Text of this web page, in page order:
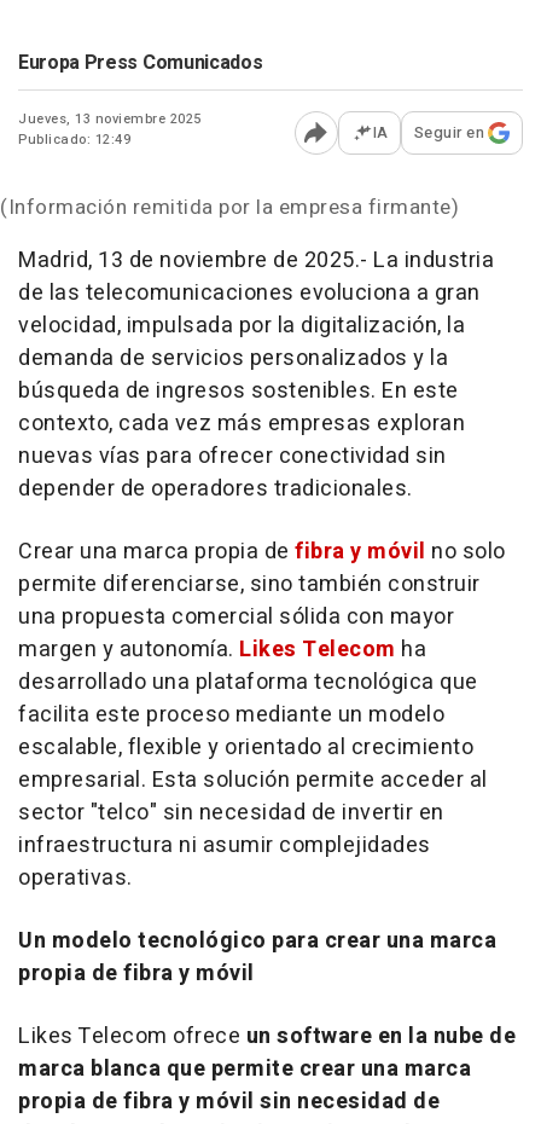
Europa Press Comunicados
Jueves, 13 noviembre 2025
Publicado: 12:49
Abrir opciones para
IA Seguir en
(Información remitida por la empresa firmante)
Madrid, 13 de noviembre de 2025.- La industria
de las telecomunicaciones evoluciona a gran
velocidad, impulsada por la digitalización, la
demanda de servicios personalizados y la
búsqueda de ingresos sostenibles. En este
contexto, cada vez más empresas exploran
nuevas vías para ofrecer conectividad sin
depender de operadores tradicionales.
Crear una marca propia de fibra y móvil no solo
permite diferenciarse, sino también construir
una propuesta comercial sólida con mayor
margen y autonomía. Likes Telecom ha
desarrollado una plataforma tecnológica que
facilita este proceso mediante un modelo
escalable, flexible y orientado al crecimiento
empresarial. Esta solución permite acceder al
sector "telco" sin necesidad de invertir en
infraestructura ni asumir complejidades
operativas.
Un modelo tecnológico para crear una marca
propia de fibra y móvil
Likes Telecom ofrece un software en la nube de
marca blanca que permite crear una marca
propia de fibra y móvil sin necesidad de